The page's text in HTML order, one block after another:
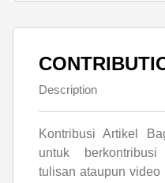
Description
Kontribusi Artikel
untuk
tulisan ataupun video